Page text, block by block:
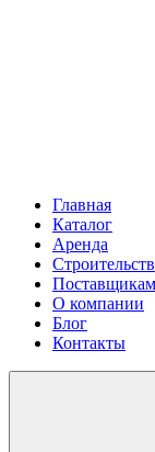
Главная
Каталог
Аренда
Поставщикам
О компании
Блог
Контакты